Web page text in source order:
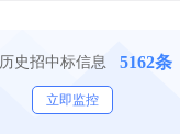
历史招中标信息 5162条
立即监控